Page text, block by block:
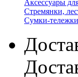
Аксессуары
Стремянки,
Сумки-тележки